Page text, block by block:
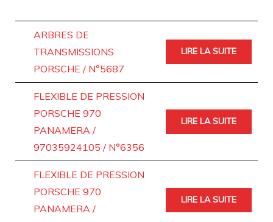
Atelier mécanique
Contact
ARBRES DE
TRANSMISSIONS
PORSCHE / N°5687
LIRE LA SUITE
FLEXIBLE DE PRESSION
PORSCHE 970
PANAMERA /
97035924105 / N°6356
LIRE LA SUITE
FLEXIBLE DE PRESSION
PORSCHE 970
PANAMERA /
LIRE LA SUITE